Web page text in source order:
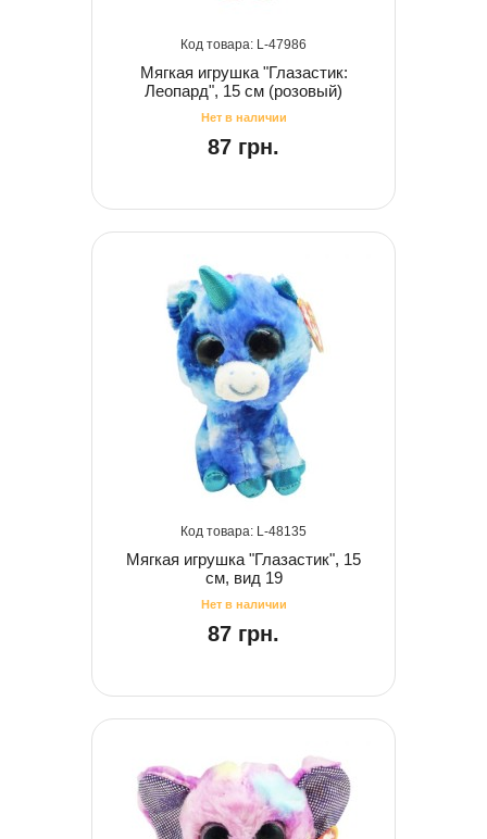
47986
Мягкая игрушка "Глазастик:
Леопард", 15 см (розовый)
87 грн.
48135
Мягкая игрушка "Глазастик", 15
см, вид 19
87 грн.